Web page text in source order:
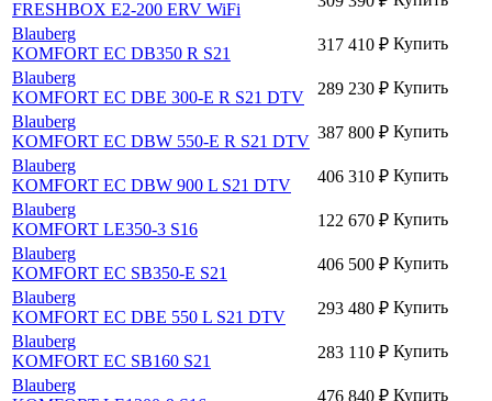
FRESHBOX E2-200 ERV WiFi
Blauberg
KOMFORT EC DB350 R S21
317 410 ₽ Купить
Blauberg
KOMFORT EC DBE 300-E R S21 DTV
289 230 ₽ Купить
Blauberg
KOMFORT EC DBW 550-E R S21 DTV 387 800 ₽ Купить
Blauberg
KOMFORT EC DBW 900 L S21 DTV
406 310 ₽ Купить
Blauberg
KOMFORT LE350-3 S16
122 670 ₽ Купить
Blauberg
KOMFORT EC SB350-E S21
406 500 ₽ Купить
Blauberg
KOMFORT EC DBE 550 L S21 DTV
293 480 ₽ Купить
Blauberg
KOMFORT EC SB160 S21
283 110 ₽ Купить
Blauberg
476 840 ₽ Купить